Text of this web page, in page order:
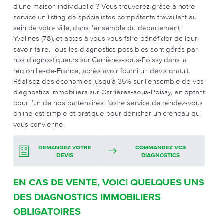
d’une maison individuelle ? Vous trouverez grâce à notre
service un listing de spécialistes compétents travaillant au
sein de votre ville, dans l’ensemble du département
Yvelines (78), et aptes à vous vous faire bénéficier de leur
savoir-faire. Tous les diagnostics possibles sont gérés par
nos diagnostiqueurs sur Carrières-sous-Poissy dans la
région Ile-de-France, après avoir fourni un devis gratuit.
Réalisez des économies jusqu’à 35% sur l’ensemble de vos
diagnostics immobiliers sur Carrières-sous-Poissy, en optant
pour l’un de nos partenaires. Notre service de rendez-vous
online est simple et pratique pour dénicher un créneau qui
vous convienne.
DEMANDEZ VOTRE
DEVIS
COMMANDEZ VOS
DIAGNOSTICS
EN CAS DE VENTE, VOICI QUELQUES UNS
DES DIAGNOSTICS IMMOBILIERS
OBLIGATOIRES